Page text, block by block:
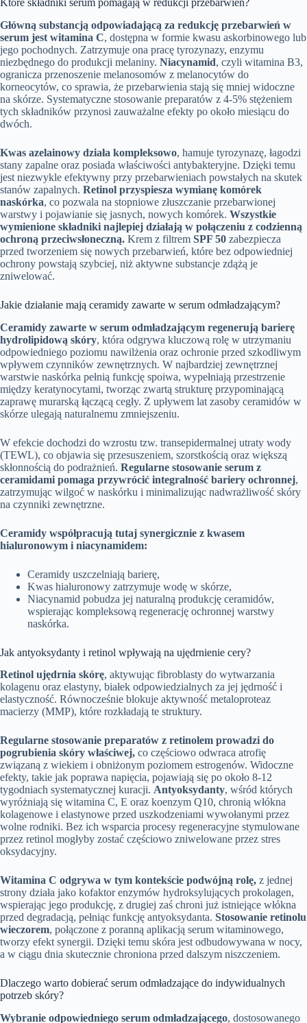
Które składniki serum pomagają w redukcji przebarwień?
Główną substancją odpowiadającą za redukcję przebarwień w
serum jest witamina C, dostępna w formie kwasu askorbinowego lub
jego pochodnych. Zatrzymuje ona pracę tyrozynazy, enzymu
niezbędnego do produkcji melaniny. Niacynamid, czyli witamina B3,
ogranicza przenoszenie melanosomów z melanocytów do
korneocytów, co sprawia, że przebarwienia stają się mniej widoczne
na skórze. Systematyczne stosowanie preparatów z 4-5% stężeniem
tych składników przynosi zauważalne efekty po około miesiącu do
dwóch.
Kwas azelainowy działa kompleksowo, hamuje tyrozynazę, łagodzi
stany zapalne oraz posiada właściwości antybakteryjne. Dzięki temu
jest niezwykle efektywny przy przebarwieniach powstałych na skutek
stanów zapalnych. Retinol przyspiesza wymianę komórek
naskórka, co pozwala na stopniowe złuszczanie przebarwionej
warstwy i pojawianie się jasnych, nowych komórek. Wszystkie
wymienione składniki najlepiej działają w połączeniu z codzienną
ochroną przeciwsłoneczną. Krem z filtrem SPF 50 zabezpiecza
przed tworzeniem się nowych przebarwień, które bez odpowiedniej
ochrony powstają szybciej, niż aktywne substancje zdążą je
zniwelować.
Jakie działanie mają ceramidy zawarte w serum odmładzającym?
Ceramidy zawarte w serum odmładzającym regenerują barierę
hydrolipidową skóry, która odgrywa kluczową rolę w utrzymaniu
odpowiedniego poziomu nawilżenia oraz ochronie przed szkodliwym
wpływem czynników zewnętrznych. W najbardziej zewnętrznej
warstwie naskórka pełnią funkcję spoiwa, wypełniają przestrzenie
między keratynocytami, tworząc zwartą strukturę przypominającą
zaprawę murarską łączącą cegły. Z upływem lat zasoby ceramidów w
skórze ulegają naturalnemu zmniejszeniu.
W efekcie dochodzi do wzrostu tzw. transepidermalnej utraty wody
(TEWL), co objawia się przesuszeniem, szorstkością oraz większą
skłonnością do podrażnień. Regularne stosowanie serum z
ceramidami pomaga przywrócić integralność bariery ochronnej,
zatrzymując wilgoć w naskórku i minimalizując nadwrażliwość skóry
na czynniki zewnętrzne.
Ceramidy współpracują tutaj synergicznie z kwasem
hialuronowym i niacynamidem:
Ceramidy uszczelniają barierę,
Kwas hialuronowy zatrzymuje wodę w skórze,
Niacynamid pobudza jej naturalną produkcję ceramidów,
wspierając kompleksową regenerację ochronnej warstwy
naskórka.
Jak antyoksydanty i retinol wpływają na ujędrnienie cery?
Retinol ujędrnia skórę, aktywując fibroblasty do wytwarzania
kolagenu oraz elastyny, białek odpowiedzialnych za jej jędrność i
elastyczność. Równocześnie blokuje aktywność metaloproteaz
macierzy (MMP), które rozkładają te struktury.
Regularne stosowanie preparatów z retinolem prowadzi do
pogrubienia skóry właściwej, co częściowo odwraca atrofię
związaną z wiekiem i obniżonym poziomem estrogenów. Widoczne
efekty, takie jak poprawa napięcia, pojawiają się po około 8-12
tygodniach systematycznej kuracji. Antyoksydanty, wśród których
wyróżniają się witamina C, E oraz koenzym Q10, chronią włókna
kolagenowe i elastynowe przed uszkodzeniami wywołanymi przez
wolne rodniki. Bez ich wsparcia procesy regeneracyjne stymulowane
przez retinol mogłyby zostać częściowo zniwelowane przez stres
oksydacyjny.
Witamina C odgrywa w tym kontekście podwójną rolę, z jednej
strony działa jako kofaktor enzymów hydroksylujących prokolagen,
wspierając jego produkcję, z drugiej zaś chroni już istniejące włókna
przed degradacją, pełniąc funkcję antyoksydanta. Stosowanie retinolu
wieczorem, połączone z poranną aplikacją serum witaminowego,
tworzy efekt synergii. Dzięki temu skóra jest odbudowywana w nocy,
a w ciągu dnia skutecznie chroniona przed dalszym niszczeniem.
Dlaczego warto dobierać serum odmładzające do indywidualnych
potrzeb skóry?
Wybranie odpowiedniego serum odmładzającego, dostosowanego